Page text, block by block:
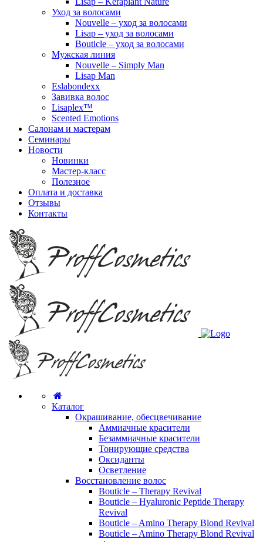
Уход за волосами
Nouvelle – уход за волосами
Lisap – уход за волосами
Bouticle – уход за волосами
Мужская линия
Nouvelle – Simply Man
Lisap Man
Eslabondexx
Завивка волос
Lisaplex™
Scented Emotions
Салонам и мастерам
Семинары
Новости
Новинки
Мастер-класс
Полезное
Оплата и доставка
Отзывы
Контакты
Каталог
Окрашивание, обесцвечивание
Аммиачные красители
Безаммиачные красители
Тонирующие средства
Оксиданты
Осветление
Восстановление волос
Bouticle – Therapy Revival
Bouticle – Hyaluronic Peptide Therapy
Revival
Bouticle – Amino Therapy Blond Revival
Bouticle – Amino Therapy Blond Revival